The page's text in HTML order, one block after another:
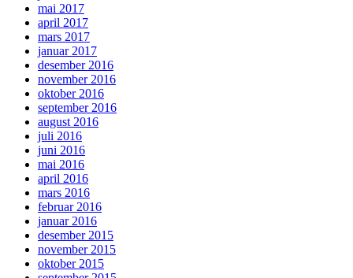
mai 2017
april 2017
mars 2017
januar 2017
desember 2016
november 2016
oktober 2016
september 2016
august 2016
juli 2016
juni 2016
mai 2016
april 2016
mars 2016
februar 2016
januar 2016
desember 2015
november 2015
oktober 2015